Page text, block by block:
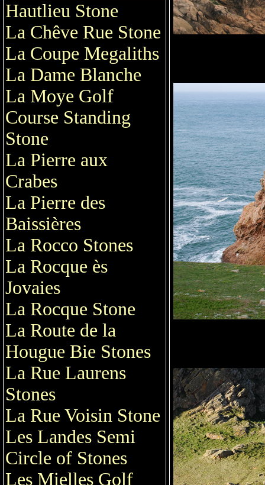
Hautlieu Stone
La Chêve Rue Stone
La Coupe Megaliths
La Dame Blanche
La Moye Golf
Course Standing
Stone
La Pierre aux
Crabes
La Pierre des
Baissières
La Rocco Stones
La Rocque ès
Jovaies
La Rocque Stone
La Route de la
Hougue Bie Stones
La Rue Laurens
Stones
La Rue Voisin Stone
Les Landes Semi
Circle of Stones
Les Mielles Golf